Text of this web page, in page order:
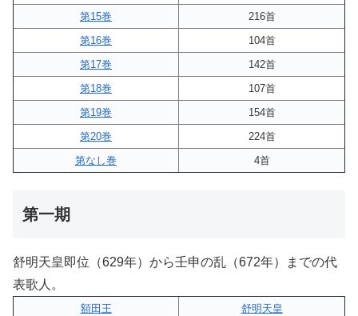
第15巻
216首
第16巻
104首
第17巻
142首
第18巻
107首
第19巻
154首
第20巻
224首
第なし巻
4首
第一期
舒明天皇即位（629年）から壬申の乱（672年）までの代
表歌人。
額田王
舒明天皇